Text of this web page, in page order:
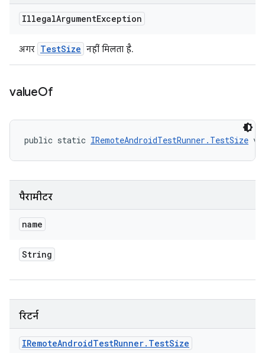
IllegalArgumentException
अगर TestSize नहीं मिलता है.
valueOf
public static IRemoteAndroidTestRunner.TestSize
पैरामीटर
name
String
रिटर्न
IRemoteAndroidTestRunner. TestSize